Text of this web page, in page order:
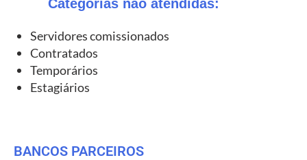
Categorias não atendidas:
Servidores comissionados
Contratados
Temporários
Estagiários
BANCOS PARCEIROS